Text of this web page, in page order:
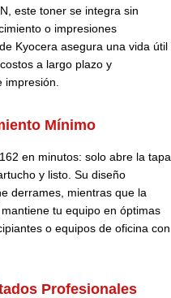
este toner se integra sin
o impresiones
Kyocera asegura una vida útil
a largo plazo y
Mínimo
en minutos: solo abre la tapa
y listo. Su diseño
derrames, mientras que la
tu equipo en óptimas
o equipos de oficina con
Profesionales